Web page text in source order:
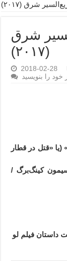
شرق (۲۰۱۷)
شرق
(۲۰۱۷)
2018-02-28
خود را بنویسید
(یا «قتل در قطار
کینگ‌برگ /
داستان فیلم لو